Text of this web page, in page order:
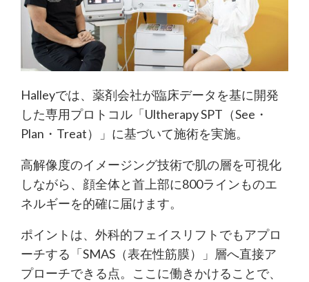
Halleyでは、薬剤会社が臨床データを基に開発
した専用プロトコル「Ultherapy SPT（See・
Plan・Treat）」に基づいて施術を実施。
高解像度のイメージング技術で肌の層を可視化
しながら、顔全体と首上部に800ラインものエ
ネルギーを的確に届けます。
ポイントは、外科的フェイスリフトでもアプロ
ーチする「SMAS（表在性筋膜）」層へ直接ア
プローチできる点。ここに働きかけることで、